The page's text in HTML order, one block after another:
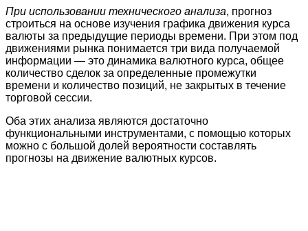
При использовании технического анализа, прогноз
строиться на основе изучения графика движения курса
валюты за предыдущие периоды времени. При этом под
движениями рынка понимается три вида получаемой
информации — это динамика валютного курса, общее
количество сделок за определенные промежутки
времени и количество позиций, не закрытых в течение
торговой сессии.
Оба этих анализа являются достаточно
функциональными инструментами, с помощью которых
можно с большой долей вероятности составлять
прогнозы на движение валютных курсов.